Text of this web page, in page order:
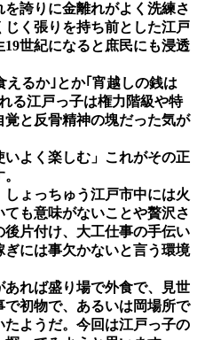
誇りに金離れがよく洗練さ
く張りを持ち前とした江戸
19世紀になると庶民にも浸透
えるか｣とか｢宵越しの銭は
る江戸っ子は権力階級や特
と反骨精神の塊だった気が
よく楽しむ」これがその正
ょっちゅう江戸市中には火
も意味がないことや贅沢さ
片付け、大工仕事の手伝い
には事欠かないと言う環境
れば盛り場で外食で、見世
初物で、あるいは岡場所で
ようだ。今回は江戸っ子の